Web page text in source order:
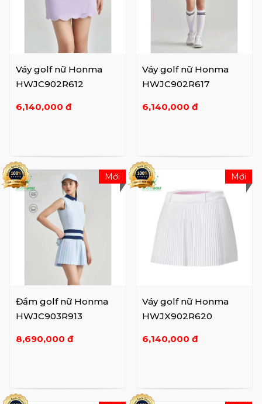
Váy golf nữ Honma
HWJC902R612
6,140,000 đ
Váy golf nữ Honma
HWJC902R617
6,140,000 đ
Đầm golf nữ Honma
HWJC903R913
8,690,000 đ
Mới
Váy golf nữ Honma
HWJX902R620
6,140,000 đ
Mới